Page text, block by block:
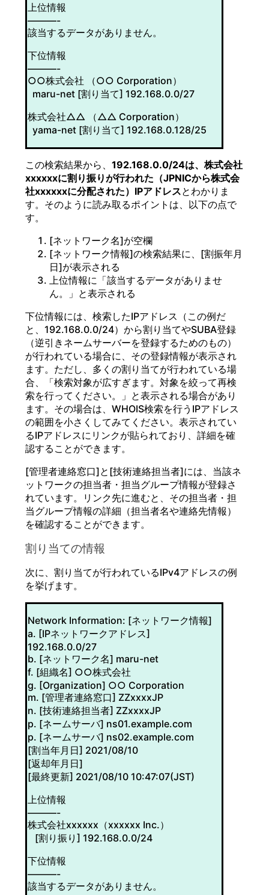
上位情報
———-
該当するデータがありません。
下位情報
———-
○○株式会社 （○○ Corporation）
maru-net [割り当て] 192.168.0.0/27
株式会社△△ （△△ Corporation）
yama-net [割り当て] 192.168.0.128/25
この検索結果から、 192.168.0.0/24は、株式会社
xxxxxxに割り振りが行われた（JPNICから株式会
社xxxxxxに分配された）IPアドレスとわかりま
す。そのように読み取るポイントは、以下の点で
す。
[ネットワーク名]が空欄
[ネットワーク情報]の検索結果に、[割振年月
日]が表示される
上位情報に「該当するデータがありませ
ん。」と表示される
下位情報には、検索したIPアドレス（この例だ
と、192.168.0.0/24）から割り当てやSUBA登録
（逆引きネームサーバーを登録するためのもの）
が行われている場合に、その登録情報が表示され
ます。ただし、多くの割り当てが行われている場
合、「検索対象が広すぎます。対象を絞って再検
索を行ってください。」と表示される場合があり
ます。その場合は、WHOIS検索を行うIPアドレス
の範囲を小さくしてみてください。表示されてい
るIPアドレスにリンクが貼られており、詳細を確
認することができます。
[管理者連絡窓口]と[技術連絡担当者]には、当該ネ
ットワークの担当者・担当グループ情報が登録さ
れています。リンク先に進むと、その担当者・担
当グループ情報の詳細（担当者名や連絡先情報）
を確認することができます。
割り当ての情報
次に、割り当てが行われているIPv4アドレスの例
を挙げます。
Network Information: [ネットワーク情報]
a. [IPネットワークアドレス]
192.168.0.0/27
b. [ネットワーク名] maru-net
f. [組織名] ○○株式会社
g. [Organization] ○○ Corporation
m. [管理者連絡窓口] ZZxxxxJP
n. [技術連絡担当者] ZZxxxxJP
p. [ネームサーバ] ns01.example.com
p. [ネームサーバ] ns02.example.com
[割当年月日] 2021/08/10
[返却年月日]
[最終更新] 2021/08/10 10:47:07(JST)
上位情報
———-
株式会社xxxxxx（xxxxxx Inc.）
[割り振り] 192.168.0.0/24
下位情報
———-
該当するデータがありません。